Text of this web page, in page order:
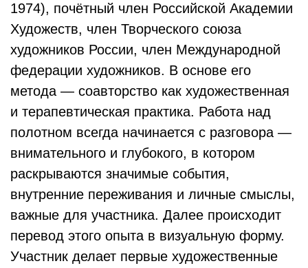
1974), почётный член Российской Академии
Художеств, член Творческого союза
художников России, член Международной
федерации художников. В основе его
метода — соавторство как художественная
и терапевтическая практика. Работа над
полотном всегда начинается с разговора —
внимательного и глубокого, в котором
раскрываются значимые события,
внутренние переживания и личные смыслы,
важные для участника. Далее происходит
перевод этого опыта в визуальную форму.
Участник делает первые художественные